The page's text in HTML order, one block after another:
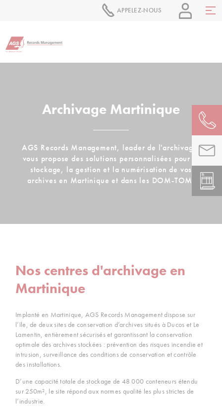
APPELEZ-NOUS
Archivage Martinique
AGS Records Management, leader de l'archivage,
vous propose des solutions personnalisées pour le
stockage, la gestion et la numérisation de vos
archives en Martinique et dans les DOM-TOM.
Nos centres d'archivage en
Martinique
Implanté en Martinique, AGS Records Management dispose sur
l’île, de deux sites de conservation d’archives situés à Ducos et Le
Lamentin, entièrement sécurisés et garantissant la conservation
optimale des archives stockées : prévention des risques incendie et
intrusion, surveillance des conditions de conservation et contrôle
des installations.
D’une capacité totale de stockage de 48 000 conteneurs étendu
sur 250m², le site répond aux normes qualité les plus strictes de
l’industrie.